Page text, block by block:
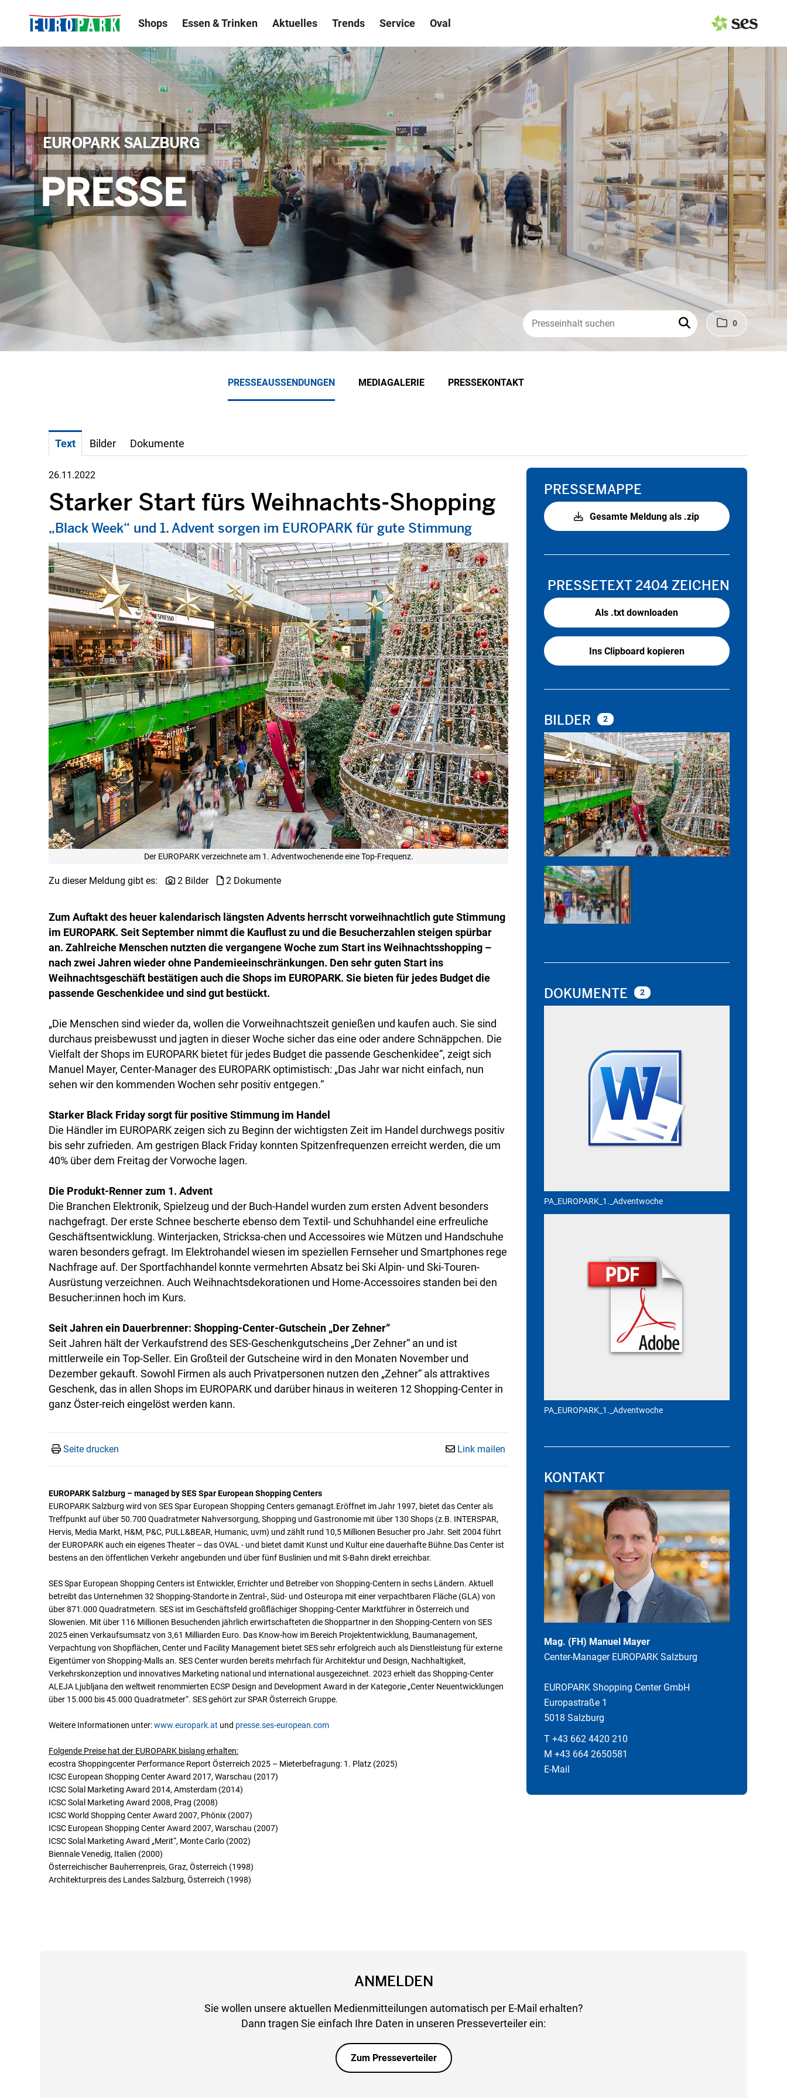
Shops Essen & Trinken Aktuelles Trends Service Oval
0
EUROPARK SALZBURG
PRESSE
PRESSEAUSSENDUNGEN MEDIAGALERIE PRESSEKONTAKT
Text Bilder Dokumente
26.11.2022
Starker Start fürs Weihnachts-Shopping
„Black Week“ und 1. Advent sorgen im EUROPARK für gute Stimmung
Der EUROPARK verzeichnete am 1. Adventwochenende eine Top-Frequenz.
Zu dieser Meldung gibt es: 2 Bilder 2 Dokumente
Zum Auftakt des heuer kalendarisch längsten Advents herrscht vorweihnachtlich gute Stimmung
im EUROPARK. Seit September nimmt die Kauflust zu und die Besucherzahlen steigen spürbar
an. Zahlreiche Menschen nutzten die vergangene Woche zum Start ins Weihnachtsshopping –
nach zwei Jahren wieder ohne Pandemieeinschränkungen. Den sehr guten Start ins
Weihnachtsgeschäft bestätigen auch die Shops im EUROPARK. Sie bieten für jedes Budget die
passende Geschenkidee und sind gut bestückt.
„Die Menschen sind wieder da, wollen die Vorweihnachtszeit genießen und kaufen auch. Sie sind
durchaus preisbewusst und jagten in dieser Woche sicher das eine oder andere Schnäppchen. Die
Vielfalt der Shops im EUROPARK bietet für jedes Budget die passende Geschenkidee“, zeigt sich
Manuel Mayer, Center-Manager des EUROPARK optimistisch: „Das Jahr war nicht einfach, nun
sehen wir den kommenden Wochen sehr positiv entgegen.“
Starker Black Friday sorgt für positive Stimmung im Handel
Die Händler im EUROPARK zeigen sich zu Beginn der wichtigsten Zeit im Handel durchwegs positiv
bis sehr zufrieden. Am gestrigen Black Friday konnten Spitzenfrequenzen erreicht werden, die um
40% über dem Freitag der Vorwoche lagen.
Die Produkt-Renner zum 1. Advent
Die Branchen Elektronik, Spielzeug und der Buch-Handel wurden zum ersten Advent besonders
nachgefragt. Der erste Schnee bescherte ebenso dem Textil- und Schuhhandel eine erfreuliche
Geschäftsentwicklung. Winterjacken, Stricksa-chen und Accessoires wie Mützen und Handschuhe
waren besonders gefragt. Im Elektrohandel wiesen im speziellen Fernseher und Smartphones rege
Nachfrage auf. Der Sportfachhandel konnte vermehrten Absatz bei Ski Alpin- und Ski-Touren-
Ausrüstung verzeichnen. Auch Weihnachtsdekorationen und Home-Accessoires standen bei den
Besucher:innen hoch im Kurs.
Seit Jahren ein Dauerbrenner: Shopping-Center-Gutschein „Der Zehner“
Seit Jahren hält der Verkaufstrend des SES-Geschenkgutscheins „Der Zehner“ an und ist
mittlerweile ein Top-Seller. Ein Großteil der Gutscheine wird in den Monaten November und
Dezember gekauft. Sowohl Firmen als auch Privatpersonen nutzen den „Zehner“ als attraktives
Geschenk, das in allen Shops im EUROPARK und darüber hinaus in weiteren 12 Shopping-Center in
ganz Öster-reich eingelöst werden kann.
Seite drucken Link mailen
EUROPARK Salzburg – managed by SES Spar European Shopping Centers
EUROPARK Salzburg wird von SES Spar European Shopping Centers gemanagt.Eröffnet im Jahr 1997, bietet das Center als
Treffpunkt auf über 50.700 Quadratmeter Nahversorgung, Shopping und Gastronomie mit über 130 Shops (z.B. INTERSPAR,
Hervis, Media Markt, H&M, P&C, PULL&BEAR, Humanic, uvm) und zählt rund 10,5 Millionen Besucher pro Jahr. Seit 2004 führt
der EUROPARK auch ein eigenes Theater – das OVAL - und bietet damit Kunst und Kultur eine dauerhafte Bühne.Das Center ist
bestens an den öffentlichen Verkehr angebunden und über fünf Buslinien und mit S-Bahn direkt erreichbar.
SES Spar European Shopping Centers ist Entwickler, Errichter und Betreiber von Shopping-Centern in sechs Ländern. Aktuell
betreibt das Unternehmen 32 Shopping-Standorte in Zentral-, Süd- und Osteuropa mit einer verpachtbaren Fläche (GLA) von
über 871.000 Quadratmetern. SES ist im Geschäftsfeld großflächiger Shopping-Center Marktführer in Österreich und
Slowenien. Mit über 116 Millionen Besuchenden jährlich erwirtschafteten die Shoppartner in den Shopping-Centern von SES
2025 einen Verkaufsumsatz von 3,61 Milliarden Euro. Das Know-how im Bereich Projektentwicklung, Baumanagement,
Verpachtung von Shopflächen, Center und Facility Management bietet SES sehr erfolgreich auch als Dienstleistung für externe
Eigentümer von Shopping-Malls an. SES Center wurden bereits mehrfach für Architektur und Design, Nachhaltigkeit,
Verkehrskonzeption und innovatives Marketing national und international ausgezeichnet. 2023 erhielt das Shopping-Center
ALEJA Ljubljana den weltweit renommierten ECSP Design and Development Award in der Kategorie „Center Neuentwicklungen
über 15.000 bis 45.000 Quadratmeter“. SES gehört zur SPAR Österreich Gruppe.
Weitere Informationen unter:www.europark.at und presse.ses-european.com
Folgende Preise hat der EUROPARK bislang erhalten:
ecostra Shoppingcenter Performance Report Österreich 2025 – Mieterbefragung: 1. Platz (2025)
ICSC European Shopping Center Award 2017, Warschau (2017)
ICSC Solal Marketing Award 2014, Amsterdam (2014)
ICSC Solal Marketing Award 2008, Prag (2008)
ICSC World Shopping Center Award 2007, Phönix (2007)
ICSC European Shopping Center Award 2007, Warschau (2007)
ICSC Solal Marketing Award „Merit“, Monte Carlo (2002)
Biennale Venedig, Italien (2000)
Österreichischer Bauherrenpreis, Graz, Österreich (1998)
Architekturpreis des Landes Salzburg, Österreich (1998)
PRESSEMAPPE
Gesamte Meldung als .zip
PRESSETEXT2404 ZEICHEN
Als .txt downloaden
Ins Clipboard kopieren
BILDER 2
DOKUMENTE 2
PA_EUROPARK_1._Adventwoche
PA_EUROPARK_1._Adventwoche
KONTAKT
Mag. (FH) Manuel Mayer
Center-Manager EUROPARK Salzburg
EUROPARK Shopping Center GmbH
Europastraße 1
5018 Salzburg
T +43 662 4420 210
M +43 664 2650581
E-Mail
ANMELDEN
Sie wollen unsere aktuellen Medienmitteilungen automatisch per E-Mail erhalten?
Dann tragen Sie einfach Ihre Daten in unseren Presseverteiler ein:
Zum Presseverteiler